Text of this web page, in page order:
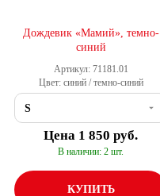
Дождевик «Мамий», темно-
синий
Артикул: 71181.01
Цвет: синий / темно-синий
Цена 1 850 руб.
В наличии: 2 шт.
КУПИТЬ